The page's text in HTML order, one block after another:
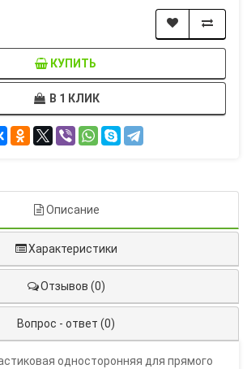
КУПИТЬ
В 1 КЛИК
Описание
Характеристики
Отзывов (0)
Вопрос - ответ (0)
односторонняя для прямого